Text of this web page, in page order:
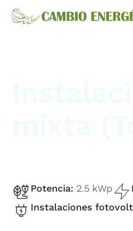
Potencia: 2.5 kWp
Instalaciones